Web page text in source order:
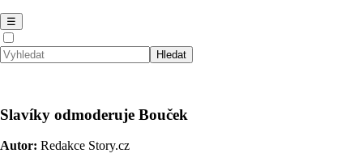
☰
Slavíky odmoderuje Bouček
Autor: Redakce Story.cz